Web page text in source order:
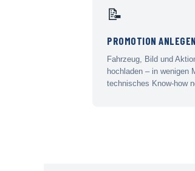
📝
PROMOTION ANLEGEN
Fahrzeug, Bild und
hochladen – in wenigen
technisches Know-how